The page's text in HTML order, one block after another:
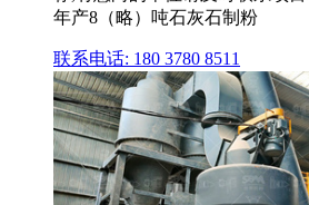
年产8（略）吨石灰石制粉
联系电话: 180 3780 8511